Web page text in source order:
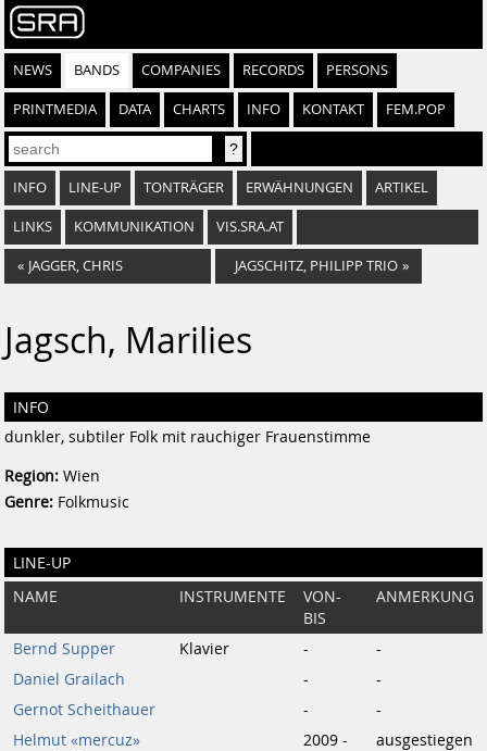
NEWS BANDS COMPANIES RECORDS PERSONS
PRINTMEDIA DATA CHARTS INFO KONTAKT FEM.POP
INFO LINE-UP TONTRÄGER ERWÄHNUNGEN ARTIKEL
LINKS KOMMUNIKATION VIS.SRA.AT
« JAGGER, CHRIS JAGSCHITZ, PHILIPP TRIO »
Jagsch, Marilies
INFO
dunkler, subtiler Folk mit rauchiger Frauenstimme
Region: Wien
Genre: Folkmusic
LINE-UP
NAME INSTRUMENTE
VON-
BIS
ANMERKUNG
Bernd Supper Klavier -
-
Daniel Grailach
-
-
Gernot Scheithauer
-
-
Helmut «mercuz»
2009 -
ausgestiegen